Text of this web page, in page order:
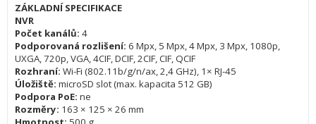
ZÁKLADNÍ SPECIFIKACE
NVR
Počet kanálů: 4
Podporovaná rozlišení: 6 Mpx, 5 Mpx, 4 Mpx, 3 Mpx, 1080p,
UXGA, 720p, VGA, 4CIF, DCIF, 2CIF, CIF, QCIF
Rozhraní: Wi-Fi (802.11b/g/n/ax, 2,4 GHz), 1× RJ-45
Úložiště: microSD slot (max. kapacita 512 GB)
Podpora PoE: ne
Rozměry: 163 × 125 × 26 mm